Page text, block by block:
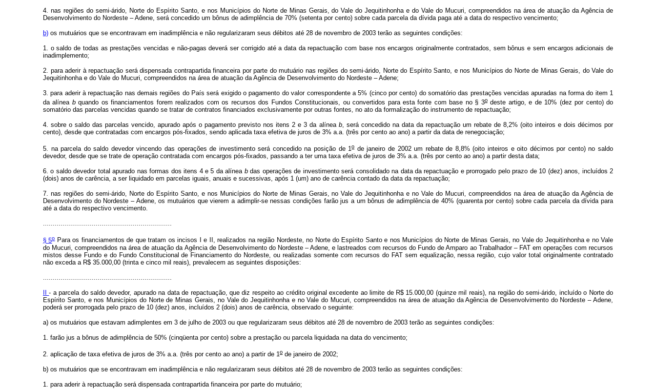
4. nas regiões do semi-árido, Norte do Espírito Santo, e nos Municípios do Norte de Minas Gerais, do Vale do Jequitinhonha e do Vale do Mucuri, compreendidos na área de atuação da Agência de
Desenvolvimento do Nordeste – Adene, será concedido um bônus de adimplência de 70% (setenta por cento) sobre cada parcela da dívida paga até a data do respectivo vencimento;
b) os mutuários que se encontravam em inadimplência e não regularizaram seus débitos até 28 de novembro de 2003 terão as seguintes condições:
1. o saldo de todas as prestações vencidas e não-pagas deverá ser corrigido até a data da repactuação com base nos encargos originalmente contratados, sem bônus e sem encargos adicionais de
inadimplemento;
2. para aderir à repactuação será dispensada contrapartida financeira por parte do mutuário nas regiões do semi-árido, Norte do Espírito Santo, e nos Municípios do Norte de Minas Gerais, do Vale do
Jequitinhonha e do Vale do Mucuri, compreendidos na área de atuação da Agência de Desenvolvimento do Nordeste – Adene;
3. para aderir à repactuação nas demais regiões do País será exigido o pagamento do valor correspondente a 5% (cinco por cento) do somatório das prestações vencidas apuradas na forma do item 1
da alínea bquando os financiamentos forem realizados com os recursos dos Fundos Constitucionais, ou convertidos para esta fonte com base no § 3odeste artigo, e de 10% (dez por cento) do
somatório das parcelas vencidas quando se tratar de contratos financiados exclusivamente por outras fontes, no ato da formalização do instrumento de repactuação;
4. sobre o saldo das parcelas vencido, apurado após o pagamento previsto nos itens 2 e 3 da alínea b, será concedido na data da repactuação um rebate de 8,2% (oito inteiros e dois décimos por
cento), desde que contratadas com encargos pós-fixados, sendo aplicada taxa efetiva de juros de 3% a.a. (três por cento ao ano) a partir da data de renegociação;
5. na parcela do saldo devedor vincendo das operações de investimento será concedido na posição de 1ode janeiro de 2002 um rebate de 8,8% (oito inteiros e oito décimos por cento) no saldo
devedor, desde que se trate de operação contratada com encargos pós-fixados, passando a ter uma taxa efetiva de juros de 3% a.a. (três por cento ao ano) a partir desta data;
6. o saldo devedor total apurado nas formas dos itens 4 e 5 da alínea bdas operações de investimento será consolidado na data da repactuação e prorrogado pelo prazo de 10 (dez) anos, incluídos 2
(dois) anos de carência, a ser liquidado em parcelas iguais, anuais e sucessivas, após 1 (um) ano de carência contado da data da repactuação;
7. nas regiões do semi-árido, Norte do Espírito Santo, e nos Municípios do Norte de Minas Gerais, no Vale do Jequitinhonha e no Vale do Mucuri, compreendidos na área de atuação da Agência de
Desenvolvimento do Nordeste – Adene, os mutuários que vierem a adimplir-se nessas condições farão jus a um bônus de adimplência de 40% (quarenta por cento) sobre cada parcela da dívida para
até a data do respectivo vencimento.
..................................................................
§ 5oPara os financiamentos de que tratam os incisos I e II, realizados na região Nordeste, no Norte do Espírito Santo e nos Municípios do Norte de Minas Gerais, no Vale do Jequitinhonha e no Vale
do Mucuri, compreendidos na área de atuação da Agência de Desenvolvimento do Nordeste – Adene, e lastreados com recursos do Fundo de Amparo ao Trabalhador – FAT em operações com recursos
mistos desse Fundo e do Fundo Constitucional de Financiamento do Nordeste, ou realizadas somente com recursos do FAT sem equalização, nessa região, cujo valor total originalmente contratado
não exceda a R$ 35.000,00 (trinta e cinco mil reais), prevalecem as seguintes disposições:
II- a parcela do saldo devedor, apurado na data de repactuação, que diz respeito ao crédito original excedente ao limite de R$ 15.000,00 (quinze mil reais), na região do semi-árido, incluído o Norte do
Espírito Santo, e nos Municípios do Norte de Minas Gerais, no Vale do Jequitinhonha e no Vale do Mucuri, compreendidos na área de atuação da Agência de Desenvolvimento do Nordeste – Adene,
poderá ser prorrogada pelo prazo de 10 (dez) anos, incluídos 2 (dois) anos de carência, observado o seguinte:
a) os mutuários que estavam adimplentes em 3 de julho de 2003 ou que regularizaram seus débitos até 28 de novembro de 2003 terão as seguintes condições:
1. farão jus a bônus de adimplência de 50% (cinqüenta por cento) sobre a prestação ou parcela liquidada na data do vencimento;
2. aplicação de taxa efetiva de juros de 3% a.a. (três por cento ao ano) a partir de 1o de janeiro de 2002;
b) os mutuários que se encontravam em inadimplência e não regularizaram seus débitos até 28 de novembro de 2003 terão as seguintes condições:
1. para aderir à repactuação será dispensada contrapartida financeira por parte do mutuário;